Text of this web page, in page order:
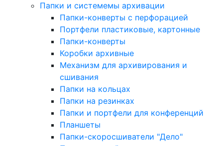
Папки и системемы архивации
Папки-конверты с перфорацией
Портфели пластиковые, картонные
Папки-конверты
Коробки архивные
Механизм для архивирования и
сшивания
Папки на кольцах
Папки на резинках
Папки и портфели для конференций
Планшеты
Папки-скоросшиватели "Дело"